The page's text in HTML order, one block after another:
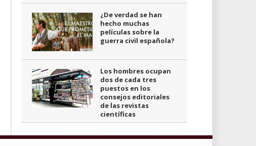
¿De verdad se han
hecho muchas
películas sobre la
guerra civil española?
Los hombres ocupan
dos de cada tres
puestos en los
consejos editoriales
de las revistas
científicas